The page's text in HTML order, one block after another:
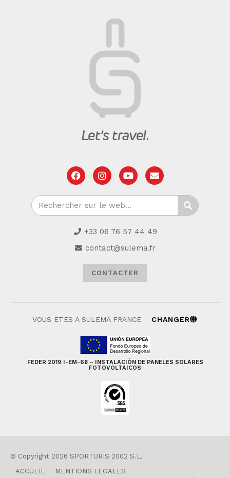
+33 06 76 57 44 49
contact@sulema.fr
CONTACTER
VOUS ETES A SULEMA FRANCE CHANGER
FEDER 2019 I-EM-68 – INSTALACIÓN DE PANELES SOLARES
FOTOVOLTAICOS
© Copyright 2026 SPORTURIS 2002 S.L.
ACCUEIL
MENTIONS LEGALES